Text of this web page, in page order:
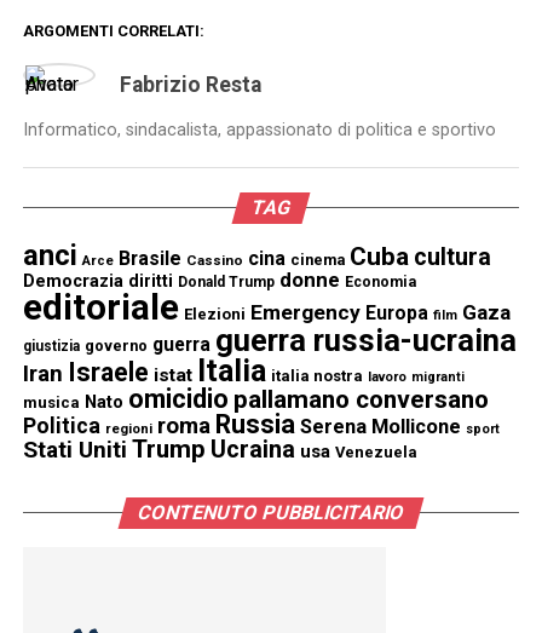
ARGOMENTI CORRELATI:
Fabrizio Resta
Informatico, sindacalista, appassionato di politica e sportivo
TAG
anci Arce Brasile Cassino cina cinema Cuba cultura
Democrazia diritti Donald Trump donne Economia
editoriale Elezioni Emergency Europa film Gaza
giustizia governo guerra guerra russia-ucraina
Iran Israele istat Italia italia nostra lavoro migranti
musica Nato omicidio pallamano conversano
Politica regioni roma Russia Serena Mollicone sport
Stati Uniti Trump Ucraina usa Venezuela
CONTENUTO PUBBLICITARIO